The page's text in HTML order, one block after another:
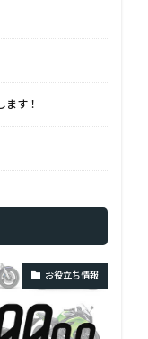
ます！
お役立ち情報